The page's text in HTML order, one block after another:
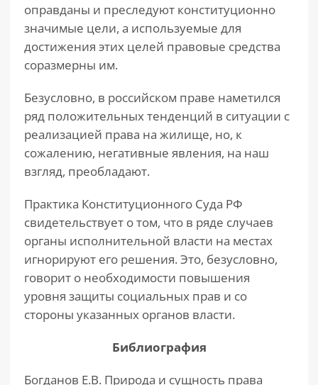
оправданы и преследуют конституционно
значимые цели, а используемые для
достижения этих целей правовые средства
соразмерны им.
Безусловно, в российском праве наметился
ряд положительных тенденций в ситуации с
реализацией права на жилище, но, к
сожалению, негативные явления, на наш
взгляд, преобладают.
Практика Конституционного Суда РФ
свидетельствует о том, что в ряде случаев
органы исполнительной власти на местах
игнорируют его решения. Это, безусловно,
говорит о необходимости повышения
уровня защиты социальных прав и со
стороны указанных органов власти.
Библиография
Богданов Е.В. Природа и сущность права